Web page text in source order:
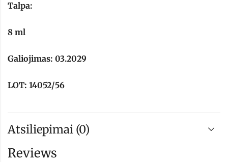
Talpa:
8 ml
Galiojimas: 03.2029
LOT: 14052/56
Atsiliepimai (0)
Reviews